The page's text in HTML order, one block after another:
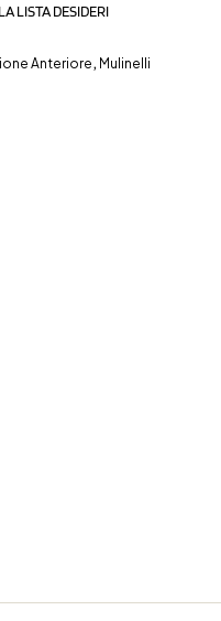
LISTA DESIDERI
Anteriore, Mulinelli